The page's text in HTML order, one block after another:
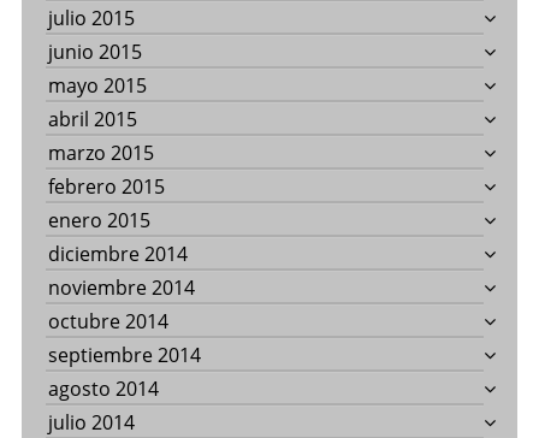
julio 2015
junio 2015
mayo 2015
abril 2015
marzo 2015
febrero 2015
enero 2015
diciembre 2014
noviembre 2014
octubre 2014
septiembre 2014
agosto 2014
julio 2014